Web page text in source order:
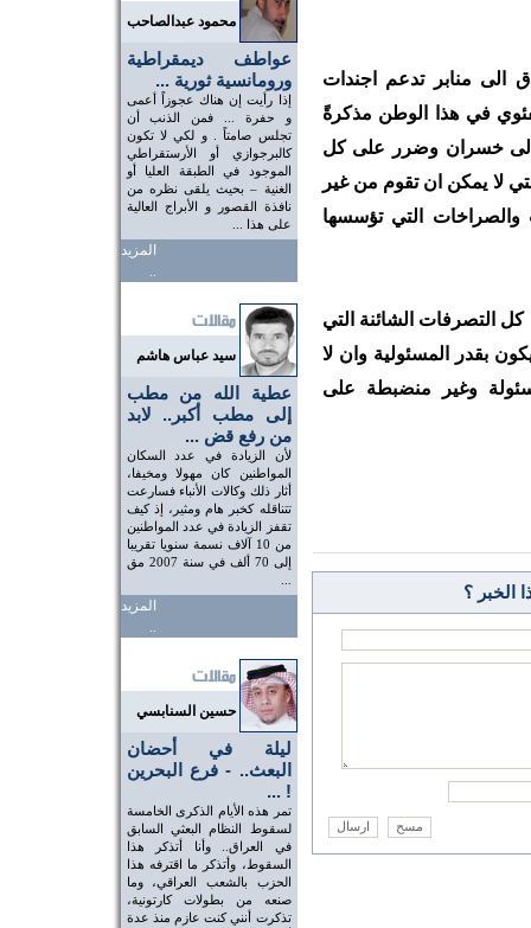
محمود عبدالصاحب
عواطف ديمقراطية
ورومانسية ثورية ...
إذا رأيت إن هناك عجوزاً أعمى
و حفرة ... فمن الذنب أن
تجلس صامتاً . و لكي لا تكون
كالبرجوازي أو الأرستقراطي
الموجود في الطبقة العليا أو
الغنية – بحيث يلقى نظره من
نافذة القصور و الأبراج العالية
على هذا ...
المزيد
..
سيد عباس هاشم
عطية الله من مطب
إلى مطب أكبر.. لابد
من رفع قض ...
لأن الزيادة في عدد السكان
المواطنين كان مهولا ومخيفا،
أثار ذلك وكالات الأنباء فسارعت
تتناقله كخبر هام ومثير، إذ كيف
تقفز الزيادة في عدد المواطنين
من 10 آلاف نسمة سنويا تقريبا
إلى 70 ألف في سنة 2007 مق
المزيد
..
حسين السنابسي
ليلة في أحضان
البعث.. - فرع البحرين
! ...
تمر هذه الأيام الذكرى الخامسة
لسقوط النظام البعثي السابق
في العراق.. وأنا أتذكر هذا
السقوط، وأتذكر ما اقترفه هذا
الحزب بالشعب العراقي، وما
صنعه من بطولات كارتونية،
تذكرت أنني كنت عازم منذ عدة
الى منابر تدعم اجندات
في هذا الوطن مذكرةً
الى خسران وضرر على كل
لا يمكن ان تقوم من غير
والصراخات التي تؤسسها
التصرفات الشائنة التي
بقدر المسئولية وان لا
وغير منضبطة على
الخبر ؟